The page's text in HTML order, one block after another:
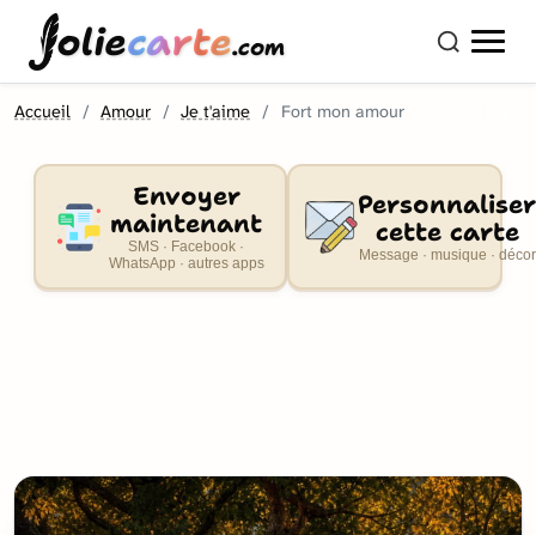
oliecarte.com
Accueil Amour Je t'aime Fort mon amour
Envoyer
maintenant
SMS · Facebook ·
WhatsApp · autres apps
Personnaliser
cette carte
Message · musique · décor